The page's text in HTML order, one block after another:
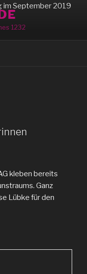
1232
kleben bereits
Ganz
Lübke für den